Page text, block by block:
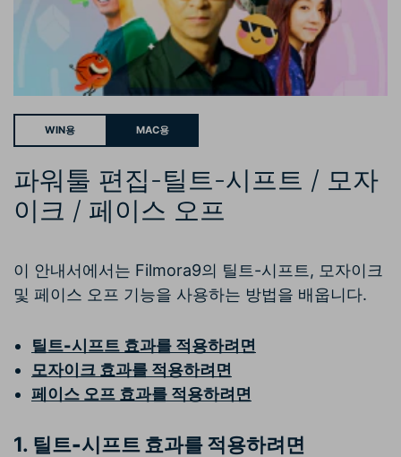
WIN용 MAC용
파워툴 편집-틸트-시프트 / 모자
이크 / 페이스 오프
이 안내서에서는 Filmora9의 틸트-시프트, 모자이크
및 페이스 오프 기능을 사용하는 방법을 배웁니다.
틸트-시프트 효과를 적용하려면
모자이크 효과를 적용하려면
페이스 오프 효과를 적용하려면
1. 틸트-시프트 효과를 적용하려면